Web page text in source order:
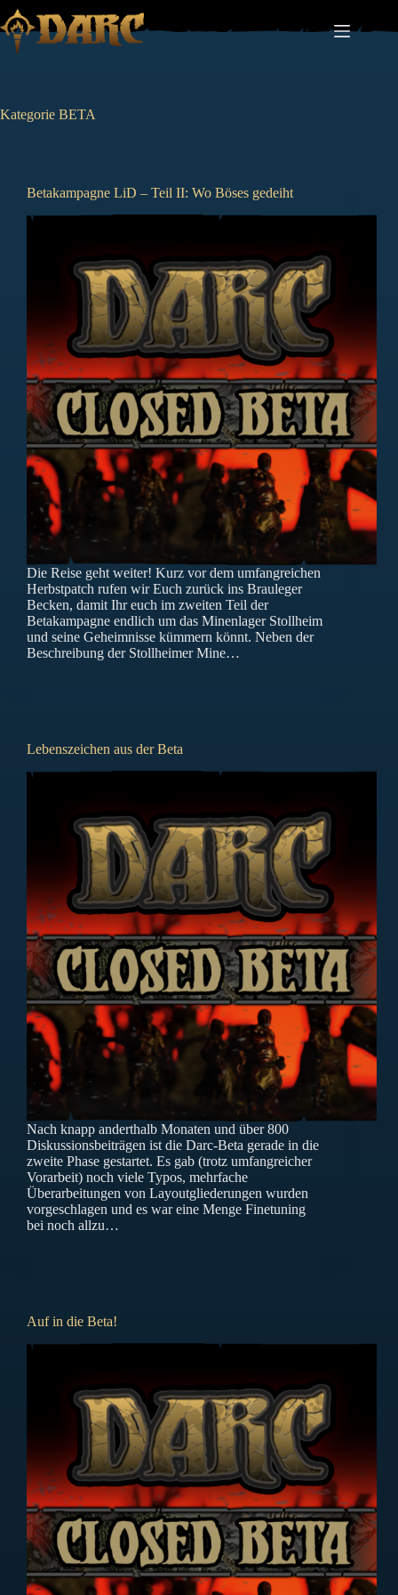
Zum
Inhalt
springen
Kategorie BETA
Betakampagne LiD – Teil II: Wo Böses gedeiht
Die Reise geht weiter! Kurz vor dem umfangreichen
Herbstpatch rufen wir Euch zurück ins Brauleger
Becken, damit Ihr euch im zweiten Teil der
Betakampagne endlich um das Minenlager Stollheim
und seine Geheimnisse kümmern könnt. Neben der
Beschreibung der Stollheimer Mine…
Lebenszeichen aus der Beta
Nach knapp anderthalb Monaten und über 800
Diskussionsbeiträgen ist die Darc-Beta gerade in die
zweite Phase gestartet. Es gab (trotz umfangreicher
Vorarbeit) noch viele Typos, mehrfache
Überarbeitungen von Layoutgliederungen wurden
vorgeschlagen und es war eine Menge Finetuning
bei noch allzu…
Auf in die Beta!